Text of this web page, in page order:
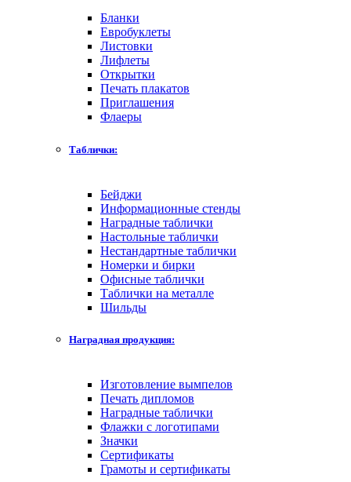
Бланки
Евробуклеты
Листовки
Лифлеты
Открытки
Печать плакатов
Приглашения
Флаеры
Таблички:
Бейджи
Информационные стенды
Наградные таблички
Настольные таблички
Нестандартные таблички
Номерки и бирки
Офисные таблички
Таблички на металле
Шильды
Наградная продукция:
Изготовление вымпелов
Печать дипломов
Наградные таблички
Флажки с логотипами
Значки
Сертификаты
Грамоты и сертификаты